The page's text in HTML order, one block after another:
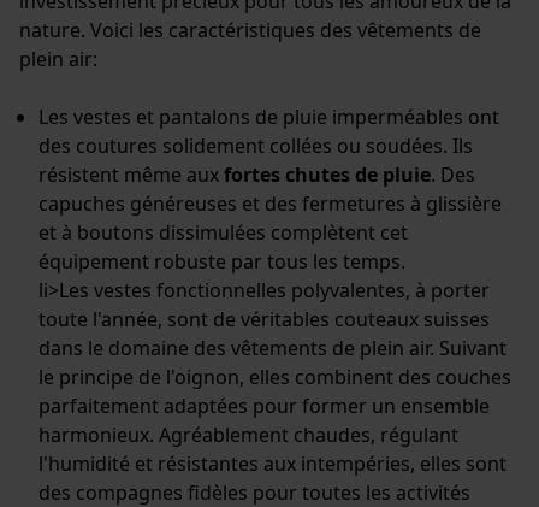
nature. Voici les caractéristiques des vêtements de
plein air:
Les vestes et pantalons de pluie imperméables ont
des coutures solidement collées ou soudées. Ils
résistent même auxfortes chutes de pluie. Des
capuches généreuses et des fermetures à glissière
et à boutons dissimulées complètent cet
équipement robuste par tous les temps.
li>Les vestes fonctionnelles polyvalentes, à porter
toute l'année, sont de véritables couteaux suisses
dans le domaine des vêtements de plein air. Suivant
le principe de l'oignon, elles combinent des couches
parfaitement adaptées pour former un ensemble
harmonieux. Agréablement chaudes, régulant
l'humidité et résistantes aux intempéries, elles sont
des compagnes fidèles pour toutes les activités
Cookies nécessaires
Vérifier linstallation de cookies
ID de session
Sauvegarder les préférences
pour traitement des données
Econda Tag Manager
Cookies statistiques